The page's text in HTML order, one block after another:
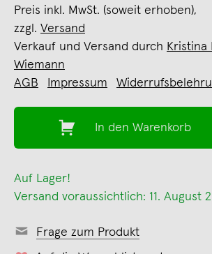
Preis inkl. MwSt. (soweit erhoben),
zzgl. Versand
Verkauf und Versand durch Kristina
Wiemann
AGB
Impressum
In den Warenkorb
Auf Lager!
Versand voraussichtlich: 11. August
Frage zum Produkt